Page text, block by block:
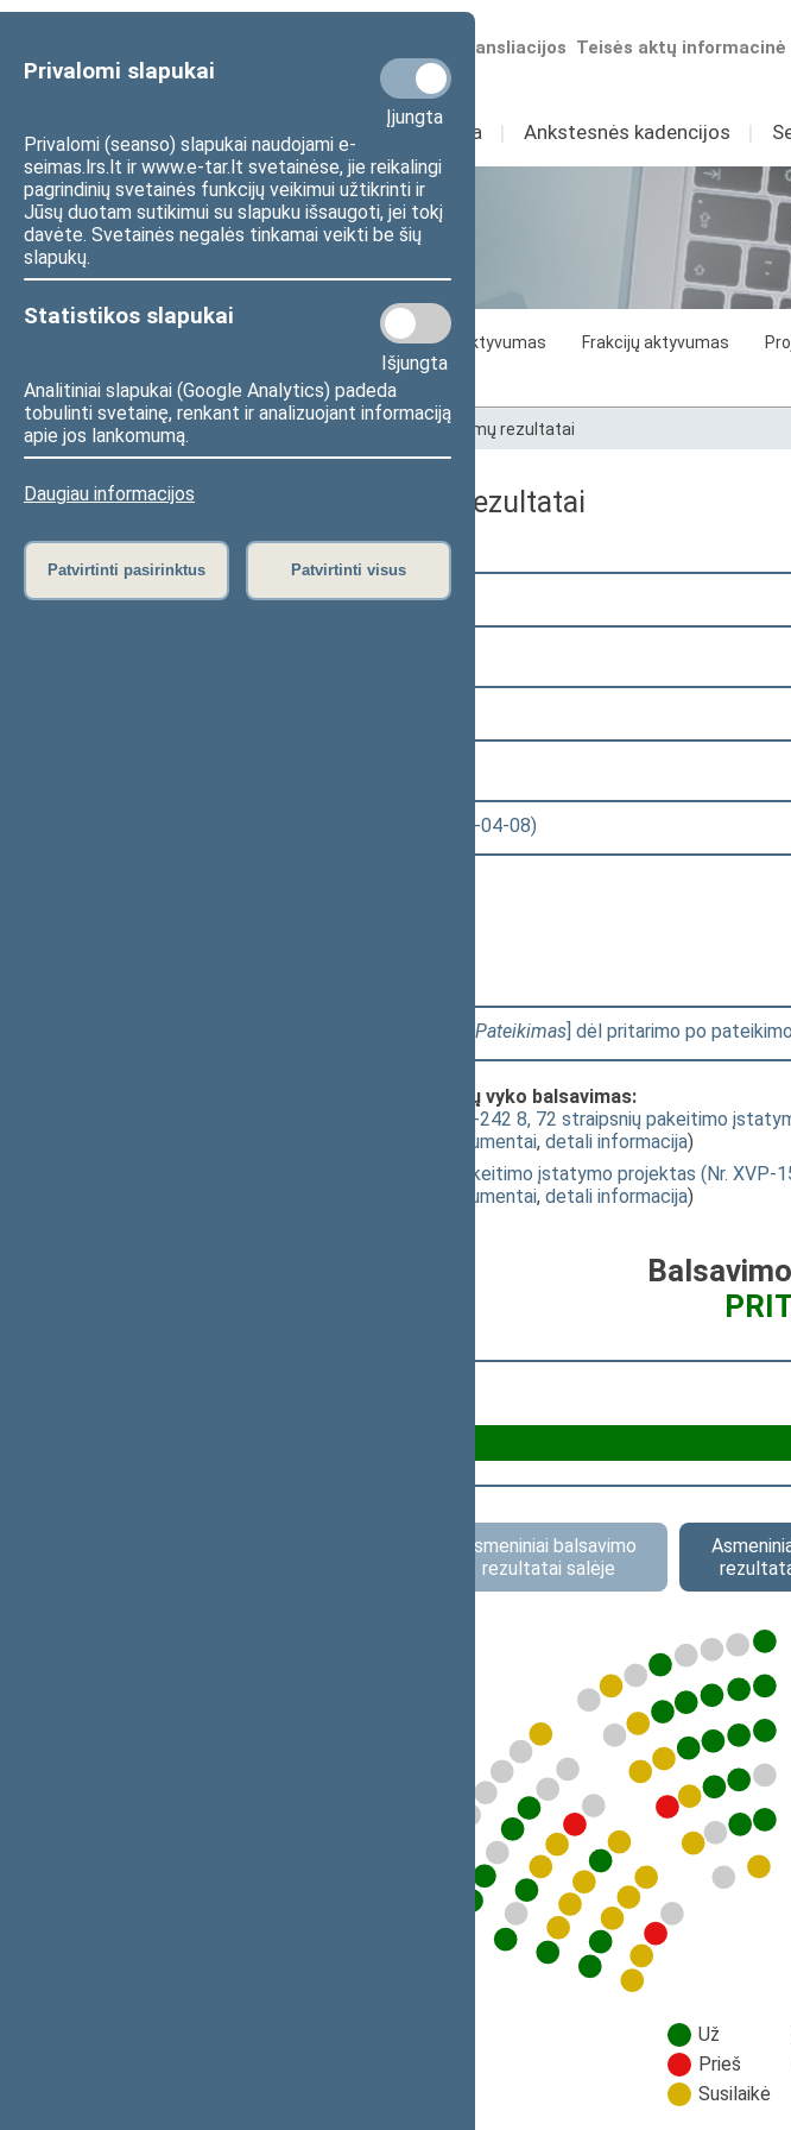
Privalomi slapukai
Įjungta
Privalomi (seanso) slapukai naudojami e-
seimas.lrs.lt ir www.e-tar.lt svetainėse, jie reikalingi
pagrindinių svetainės funkcijų veikimui užtikrinti ir
Jūsų duotam sutikimui su slapuku išsaugoti, jei tokį
davėte. Svetainės negalės tinkamai veikti be šių
slapukų.
Statistikos slapukai
Išjungta
Analitiniai slapukai (Google Analytics) padeda
tobulinti svetainę, renkant ir analizuojant informaciją
apie jos lankomumą.
Daugiau informacijos
Patvirtinti pasirinktus Patvirtinti visus
Teisės aktų
Numatomos transliacijos
Sudėtis Veikla I Ankstesnės kadencijos I
Statistika
Seimo narių aktyvumas Frakcijų aktyvumas
Seimo narių balsavimų rezultatai
Pradžia Seimo narių balsavimų rezultatai
Seimo narių balsavimų rezultatai
Pasirinkite kadenciją:
2024–2028 metų kadencija
Seimo vakarinis posėdis Nr. 31 (2025-04-08)
Pateikimas] dėl pritarimo po pateikimo
Klausimai (svarstyti kartu), dėl kurių vyko balsavimas:
Mokslo ir studijų įstatymo Nr. XI-242 8, 72 straipsnių pakeitimo
susiję dokumentai, detali informacija)
Darbo kodekso 57 straipsnio pakeitimo įstatymo projektas (Nr. XVP-
susiję dokumentai, detali informacija)
Asmeniniai balsavimo
rezultatai salėje
Už
Prieš
Susilaikė